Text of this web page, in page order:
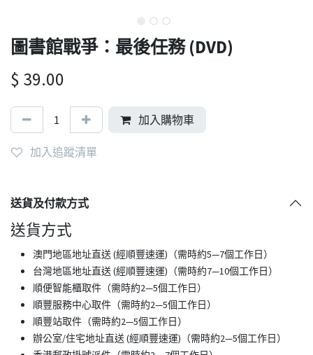
圖書館戰爭：最後任務 (DVD)
$ 39.00
加入購物車
加入追蹤清單
送貨及付款方式
送貨方式
澳門地區地址直送 (經順豐速運)（需時約5—7個工作日）
台灣地區地址直送 (經順豐速運)（需時約7—10個工作日）
順便智能櫃取件（需時約2—5個工作日）
順豐服務中心取件（需時約2—5個工作日）
順豐站取件（需時約2—5個工作日）
​辦公室/住宅地址直送 (經順豐速運)（需時約2—5個工作日）